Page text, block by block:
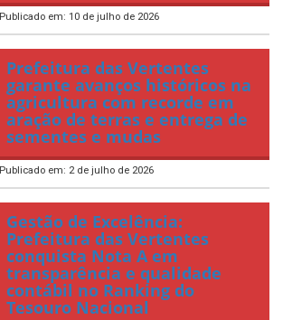
Publicado em: 10 de julho de 2026
Prefeitura das Vertentes
garante avanços históricos na
agricultura com recorde em
aração de terras e entrega de
sementes e mudas
Publicado em: 2 de julho de 2026
Gestão de Excelência:
Prefeitura das Vertentes
conquista Nota A em
transparência e qualidade
contábil no Ranking do
Tesouro Nacional